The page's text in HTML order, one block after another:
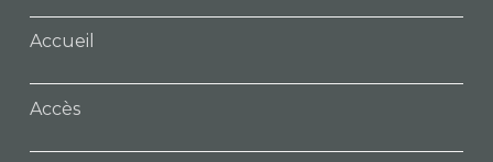
Accueil
Accès